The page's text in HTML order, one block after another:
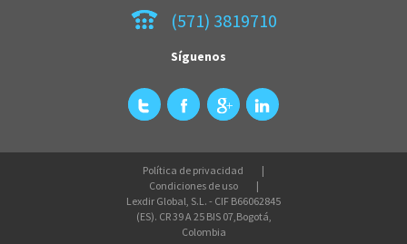
(571) 3819710
Síguenos
Política de privacidad
Condiciones de uso
Lexdir Global, S.L. - CIF B66062845
(ES). CR 39 A 25 BIS 07,Bogotá,
Colombia